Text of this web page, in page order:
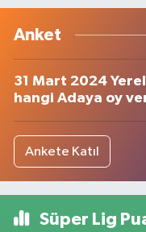
Anket
31 Mart 2024
hangi Adaya oy
Ankete Katıl
Süper Lig